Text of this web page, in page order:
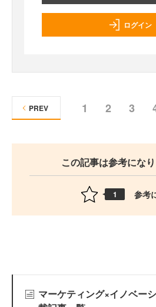
ログイン
1 2 3
PREV
この記事は参考にな
1 参考
マーケティング×イノベー